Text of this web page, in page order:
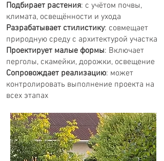
Подбирает растения: с учётом почвы,
климата, освещённости и ухода
Разрабатывает стилистику: совмещает
природную среду с архитектурой участка
Проектирует малые формы: Включает
перголы, скамейки, дорожки, освещение
Сопровождает реализацию: может
контролировать выполнение проекта на
всех этапах